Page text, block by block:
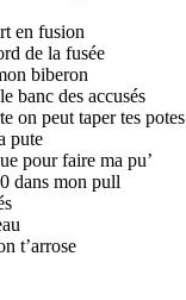
en fusion
de la fusée
biberon
banc des accusés
on peut taper tes potes
pute
pour faire ma pu’
dans mon pull
t’arrose